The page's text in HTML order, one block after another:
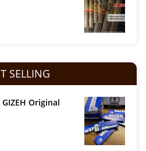
SELLING
Original